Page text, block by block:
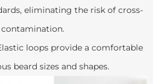
eliminating the risk of cross-
contamination.
loops provide a comfortable
beard sizes and shapes.